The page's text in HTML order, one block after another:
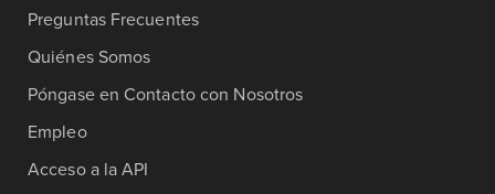
Preguntas Frecuentes
Quiénes Somos
Póngase en Contacto con Nosotros
Empleo
Acceso a la API